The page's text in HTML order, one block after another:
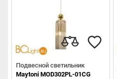
Подвесной светильник
Maytoni MOD302PL-01CG